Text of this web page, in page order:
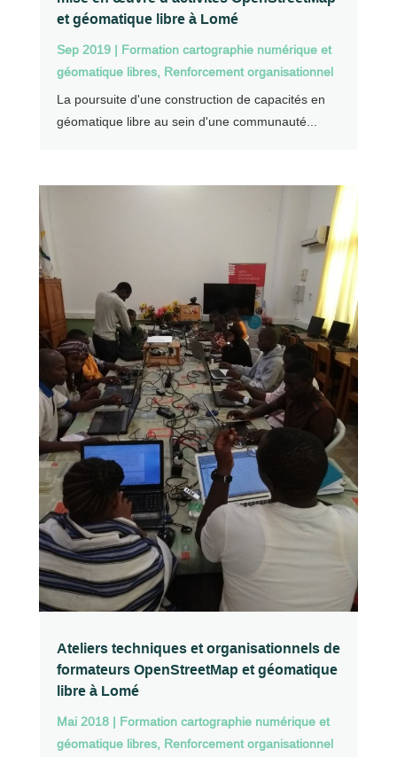
et géomatique libre à Lomé
Sep 2019| Formation cartographie numérique et
géomatique libres, Renforcement organisationnel
La poursuite d'une construction de capacités en
géomatique libre au sein d'une communauté...
Ateliers techniques et organisationnels de
formateurs OpenStreetMap et géomatique
libre à Lomé
Mai 2018| Formation cartographie numérique et
géomatique libres, Renforcement organisationnel